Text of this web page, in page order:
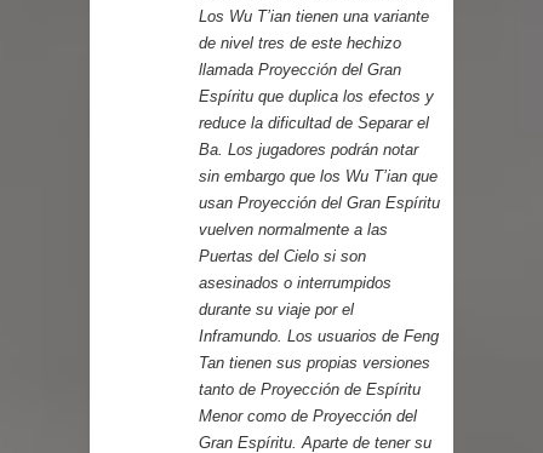
Los Wu T’ian tienen una variante
de nivel tres de este hechizo
llamada Proyección del Gran
Espíritu que duplica los efectos y
reduce la dificultad de Separar el
Ba. Los jugadores podrán notar
sin embargo que los Wu T’ian que
usan Proyección del Gran Espíritu
vuelven normalmente a las
Puertas del Cielo si son
asesinados o interrumpidos
durante su viaje por el
Inframundo. Los usuarios de Feng
Tan tienen sus propias versiones
tanto de Proyección de Espíritu
Menor como de Proyección del
Gran Espíritu. Aparte de tener su